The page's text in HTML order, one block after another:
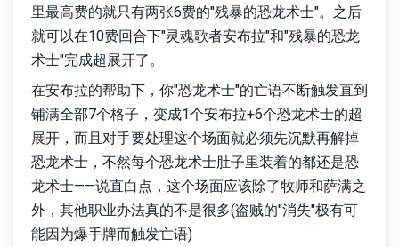
里最高费的就只有两张6费的"残暴的恐龙术士"。之后
就可以在10费回合下"灵魂歌者安布拉"和"残暴的恐龙
术士"完成超展开了。
在安布拉的帮助下，你"恐龙术士"的亡语不断触发直到
铺满全部7个格子，变成1个安布拉+6个恐龙术士的超
展开，而且对手要处理这个场面就必须先沉默再解掉
恐龙术士，不然每个恐龙术士肚子里装着的都还是恐
龙术士——说直白点，这个场面应该除了牧师和萨满之
外，其他职业办法真的不是很多(盗贼的"消失"极有可
能因为爆手牌而触发亡语)